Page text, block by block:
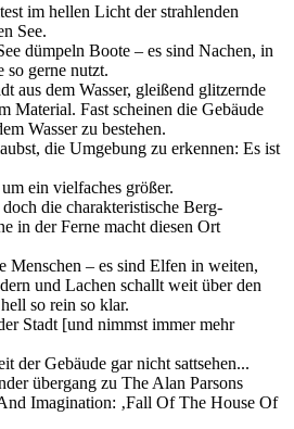
im hellen Licht der strahlenden
See.
dümpeln Boote – es sind Nachen, in
so gerne nutzt.
aus dem Wasser, gleißend glitzernde
Material. Fast scheinen die Gebäude
Wasser zu bestehen.
die Umgebung zu erkennen: Es ist
ein vielfaches größer.
die charakteristische Berg-
in der Ferne macht diesen Ort
Menschen – es sind Elfen in weiten,
und Lachen schallt weit über den
so rein so klar.
Stadt [und nimmst immer mehr
der Gebäude gar nicht sattsehen...
übergang zu The Alan Parsons
Imagination: ‚Fall Of The House Of